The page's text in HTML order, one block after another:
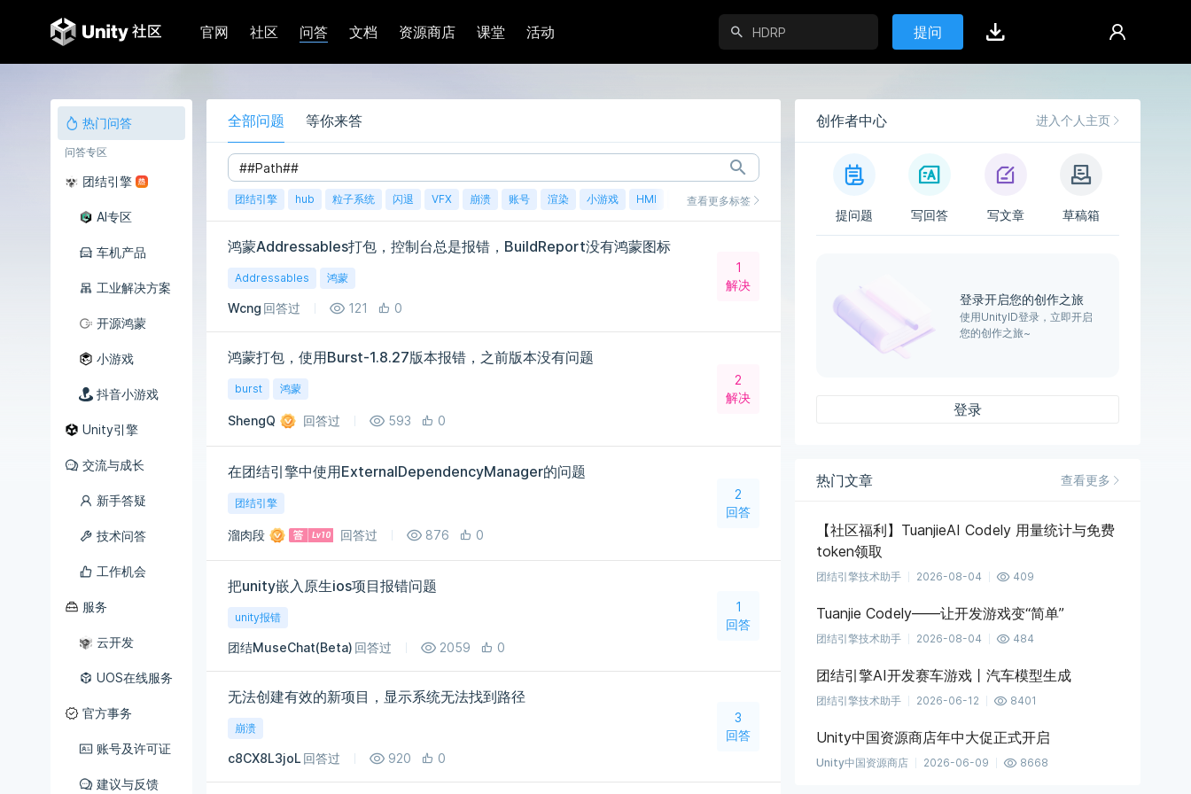
官网 社区 问答 文档 资源商店 课堂 活动 提问
热门问答
问答专区
团结引擎
AI专区
车机产品
工业解决方案
开源鸿蒙
小游戏
抖音小游戏
Unity引擎
交流与成长
新手答疑
技术问答
工作机会
服务
云开发
UOS在线服务
官方事务
账号及许可证
建议与反馈
全部问题 等你来答
团结引擎 hub 粒子系统 闪退 VFX 崩溃 账号 渲染 小游戏 HMI 鸿蒙查看更多标签
鸿蒙Addressables打包，控制台总是报错，BuildReport没有鸿蒙图标
Addressables 鸿蒙
Wcng 回答过 121 0
1
解决
鸿蒙打包，使用Burst-1.8.27版本报错，之前版本没有问题
burst 鸿蒙
ShengQ 回答过 593 0
2
解决
在团结引擎中使用ExternalDependencyManager的问题
团结引擎
溜肉段 回答过 876 0
2
回答
把unity嵌入原生ios项目报错问题
unity报错
团结MuseChat(Beta) 回答过 2059 0
1
回答
无法创建有效的新项目，显示系统无法找到路径
崩溃
c8CX8L3joL 回答过 920 0
3
回答
创作者中心 进入个人主页
提问题 写回答 写文章 草稿箱
登录开启您的创作之旅
使用UnityID登录，立即开启
您的创作之旅~
登录
热门文章 查看更多
【社区福利】TuanjieAI Codely 用量统计与免费
token领取
团结引擎技术助手 2026-08-04 409
Tuanjie Codely——让开发游戏变“简单”
团结引擎技术助手 2026-08-04 484
团结引擎AI开发赛车游戏丨汽车模型生成
团结引擎技术助手 2026-06-12 8401
Unity中国资源商店年中大促正式开启
Unity中国资源商店 2026-06-09 8668